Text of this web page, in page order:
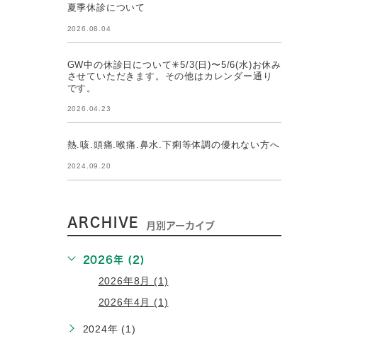
夏季休診について
2026.08.04
GW中の休診日について✳︎5/3(日)〜5/6(水)お休み
させていただきます。その他はカレンダー通り
です。
2026.04.23
熱.咳.頭痛.喉痛.鼻水.下痢等体調の優れない方へ
2024.09.20
ARCHIVE 月別アーカイブ
2026年 (2)
2026年8月 (1)
2026年4月 (1)
2024年 (1)